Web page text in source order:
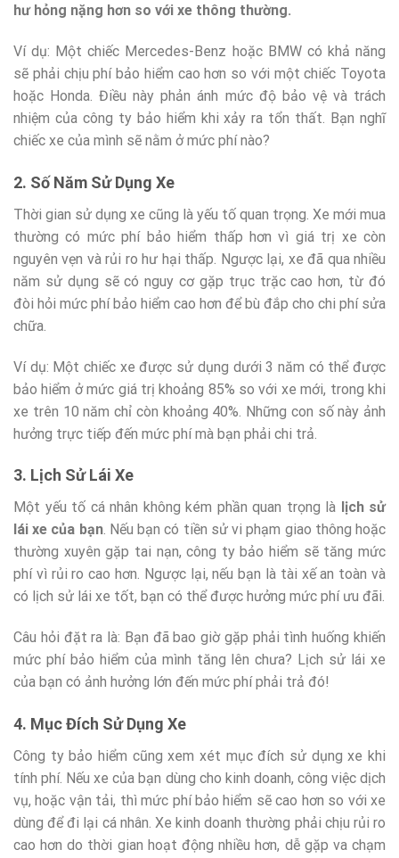
hư hỏng nặng hơn so với xe thông thường.
Ví dụ: Một chiếc Mercedes-Benz hoặc BMW có khả năng
sẽ phải chịu phí bảo hiểm cao hơn so với một chiếc Toyota
hoặc Honda. Điều này phản ánh mức độ bảo vệ và trách
nhiệm của công ty bảo hiểm khi xảy ra tổn thất. Bạn nghĩ
chiếc xe của mình sẽ nằm ở mức phí nào?
2. Số Năm Sử Dụng Xe
Thời gian sử dụng xe cũng là yếu tố quan trọng. Xe mới mua
thường có mức phí bảo hiểm thấp hơn vì giá trị xe còn
nguyên vẹn và rủi ro hư hại thấp. Ngược lại, xe đã qua nhiều
năm sử dụng sẽ có nguy cơ gặp trục trặc cao hơn, từ đó
đòi hỏi mức phí bảo hiểm cao hơn để bù đắp cho chi phí sửa
chữa.
Ví dụ: Một chiếc xe được sử dụng dưới 3 năm có thể được
bảo hiểm ở mức giá trị khoảng 85% so với xe mới, trong khi
xe trên 10 năm chỉ còn khoảng 40%. Những con số này ảnh
hưởng trực tiếp đến mức phí mà bạn phải chi trả.
3. Lịch Sử Lái Xe
Một yếu tố cá nhân không kém phần quan trọng là lịch sử
lái xe của bạn. Nếu bạn có tiền sử vi phạm giao thông hoặc
thường xuyên gặp tai nạn, công ty bảo hiểm sẽ tăng mức
phí vì rủi ro cao hơn. Ngược lại, nếu bạn là tài xế an toàn và
có lịch sử lái xe tốt, bạn có thể được hưởng mức phí ưu đãi.
Câu hỏi đặt ra là: Bạn đã bao giờ gặp phải tình huống khiến
mức phí bảo hiểm của mình tăng lên chưa? Lịch sử lái xe
của bạn có ảnh hưởng lớn đến mức phí phải trả đó!
4. Mục Đích Sử Dụng Xe
Công ty bảo hiểm cũng xem xét mục đích sử dụng xe khi
tính phí. Nếu xe của bạn dùng cho kinh doanh, công việc dịch
vụ, hoặc vận tải, thì mức phí bảo hiểm sẽ cao hơn so với xe
dùng để đi lại cá nhân. Xe kinh doanh thường phải chịu rủi ro
cao hơn do thời gian hoạt động nhiều hơn, dễ gặp va chạm